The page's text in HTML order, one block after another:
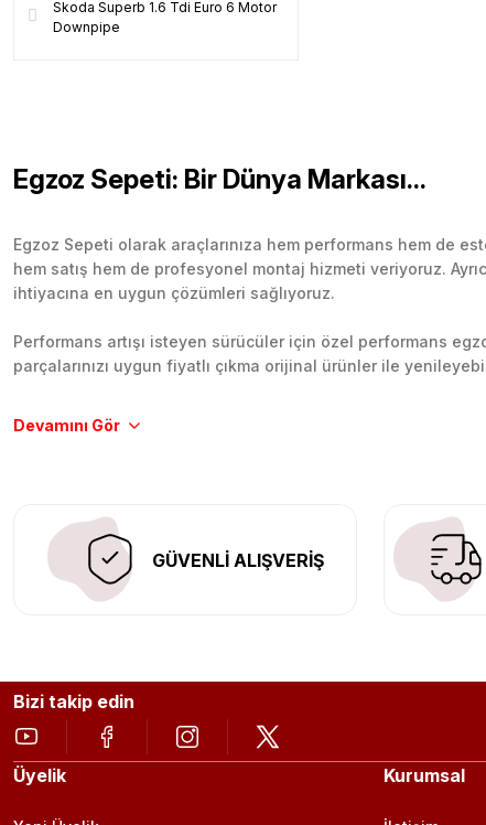
Skoda Superb 1.6 Tdi Euro 6 Motor
Downpipe
Egzoz Sepeti: Bir Dünya Markası...
Egzoz Sepeti olarak araçlarınıza hem performans hem de
hem satış hem de profesyonel montaj hizmeti veriyoruz.
ihtiyacına en uygun çözümleri sağlıyoruz.
Performans artışı isteyen sürücüler için özel performans
parçalarınızı uygun fiyatlı çıkma orijinal ürünler ile
Tüm ürünlerimiz orijinal, dayanıklı ve uzun ömürlüdür.
GÜVENLİ ALIŞVERİŞ
Bizi takip edin
Üyelik Kurumsal